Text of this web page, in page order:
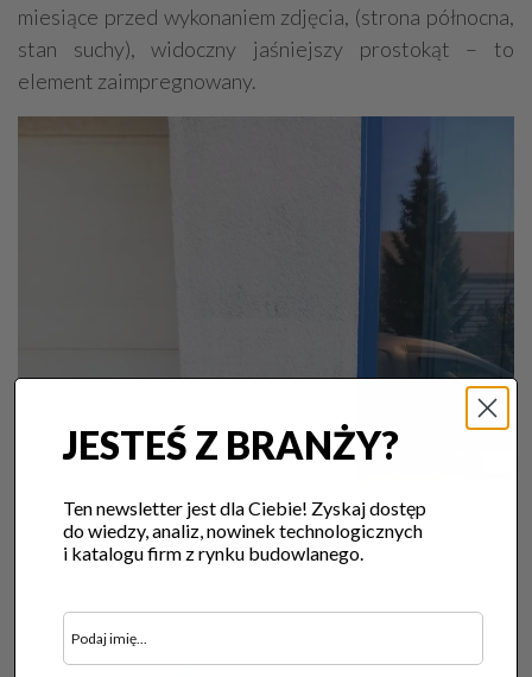
miesiące przed wykonaniem zdjęcia, (strona północna,
stan suchy), widoczny jaśniejszy prostokąt – to
element zaimpregnowany.
JESTEŚ Z BRANŻY?
Ten newsletter jest dla Ciebie! Zyskaj dostęp
do wiedzy, analiz, nowinek technologicznych
i katalogu firm z rynku budowlanego.